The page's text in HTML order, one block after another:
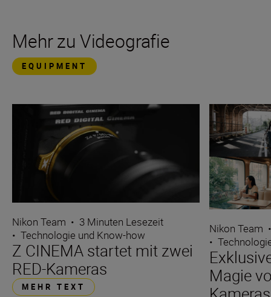
Mehr zu Videografie
EQUIPMENT
Nikon Team • 3 Minuten Lesezeit
• Technologie und Know-how
Z CINEMA startet mit zwei
RED-Kameras
MEHR TEXT
Nikon Team
•
Magie